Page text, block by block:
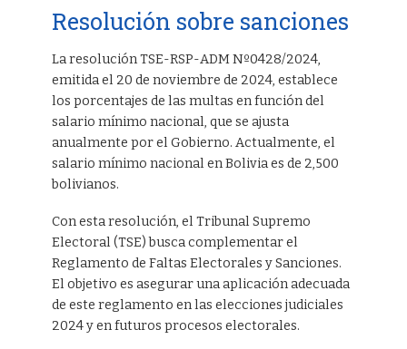
Resolución sobre sanciones
La resolución TSE-RSP-ADM Nº0428/2024,
emitida el 20 de noviembre de 2024, establece
los porcentajes de las multas en función del
salario mínimo nacional, que se ajusta
anualmente por el Gobierno. Actualmente, el
salario mínimo nacional en Bolivia es de 2,500
bolivianos.
Con esta resolución, el Tribunal Supremo
Electoral (TSE) busca complementar el
Reglamento de Faltas Electorales y Sanciones.
El objetivo es asegurar una aplicación adecuada
de este reglamento en las elecciones judiciales
2024 y en futuros procesos electorales.